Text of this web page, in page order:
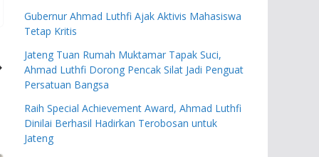
Gubernur Ahmad Luthfi Ajak Aktivis Mahasiswa
Tetap Kritis
Jateng Tuan Rumah Muktamar Tapak Suci,
Ahmad Luthfi Dorong Pencak Silat Jadi Penguat
Persatuan Bangsa
Raih Special Achievement Award, Ahmad Luthfi
Dinilai Berhasil Hadirkan Terobosan untuk
Jateng